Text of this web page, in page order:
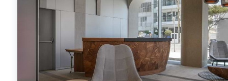
&ndash; פתוחה בעונה, בחודשים אפריל - אוקטובר), עם נוף פנורמי מהמם
של כל קו החוף.